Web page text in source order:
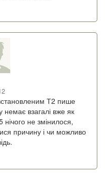
Т2 пише
взагалі вже як
не змінилося,
причину і чи можливо